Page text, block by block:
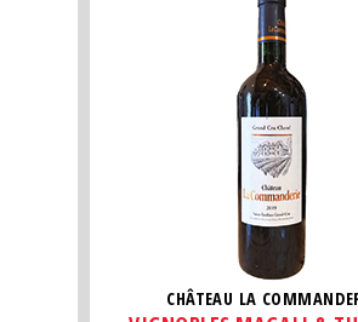
CHÂTEAU LA